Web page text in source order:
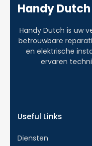
Handy Dutch
Handy Dutch is uw
betrouwbare
en elektrische
ervaren
Useful Links
Diensten